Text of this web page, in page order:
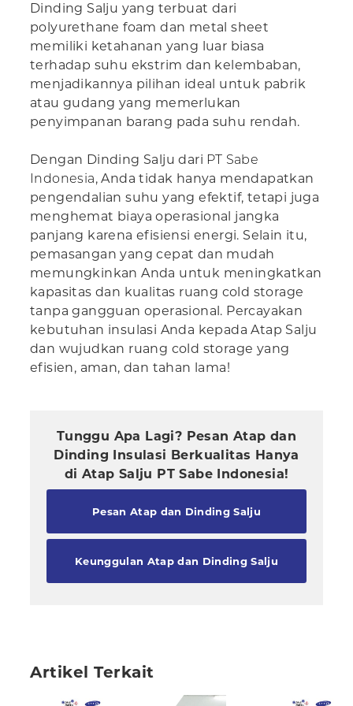
Dinding Salju yang terbuat dari
polyurethane foam dan metal sheet
memiliki ketahanan yang luar biasa
terhadap suhu ekstrim dan kelembaban,
menjadikannya pilihan ideal untuk pabrik
atau gudang yang memerlukan
penyimpanan barang pada suhu rendah.
Dengan Dinding Salju dari PT Sabe
Indonesia, Anda tidak hanya mendapatkan
pengendalian suhu yang efektif, tetapi juga
menghemat biaya operasional jangka
panjang karena efisiensi energi. Selain itu,
pemasangan yang cepat dan mudah
memungkinkan Anda untuk meningkatkan
kapasitas dan kualitas ruang cold storage
tanpa gangguan operasional. Percayakan
kebutuhan insulasi Anda kepada Atap Salju
dan wujudkan ruang cold storage yang
efisien, aman, dan tahan lama!
Tunggu Apa Lagi? Pesan Atap dan
Dinding Insulasi Berkualitas Hanya
di Atap Salju PT Sabe Indonesia!
Pesan Atap dan Dinding Salju
Keunggulan Atap dan Dinding Salju
Artikel Terkait